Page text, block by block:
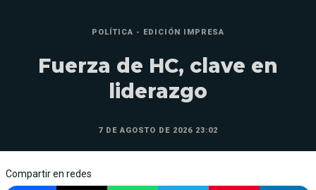
POLÍTICA - EDICIÓN IMPRESA
Fuerza de HC, clave en
liderazgo
7 DE AGOSTO DE 2026 23:02
Compartir en redes